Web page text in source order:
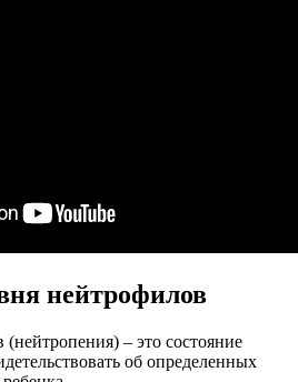
нейтрофилов
– это состояние
об определенных